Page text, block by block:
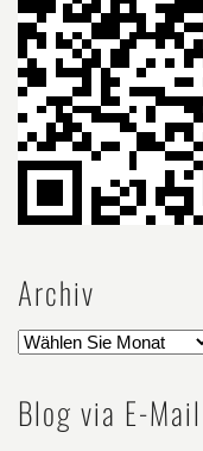
Archiv
Blog via E-